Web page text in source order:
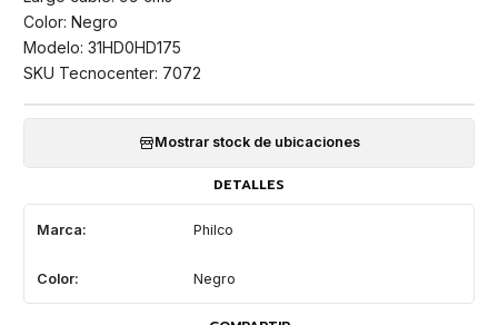
Color: Negro
Modelo: 31HD0HD175
SKU Tecnocenter: 7072
Mostrar stock de ubicaciones
DETALLES
Marca: Philco
Color: Negro